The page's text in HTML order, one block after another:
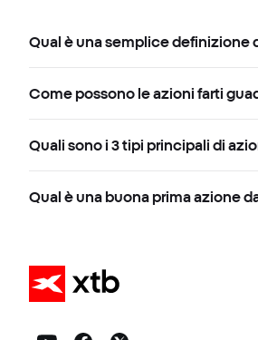
Qual è una semplice definizione
Come possono le azioni farti
Quali sono i 3 tipi principali di
Qual è una buona prima azione